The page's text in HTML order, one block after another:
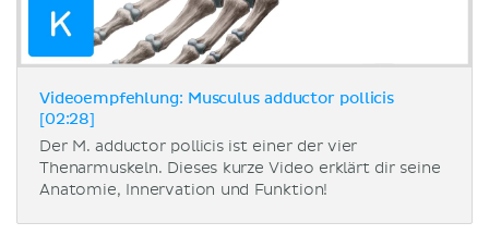
Videoempfehlung: Musculus adductor pollicis
[02:28]
Der M. adductor pollicis ist einer der vier
Thenarmuskeln. Dieses kurze Video erklärt dir seine
Anatomie, Innervation und Funktion!